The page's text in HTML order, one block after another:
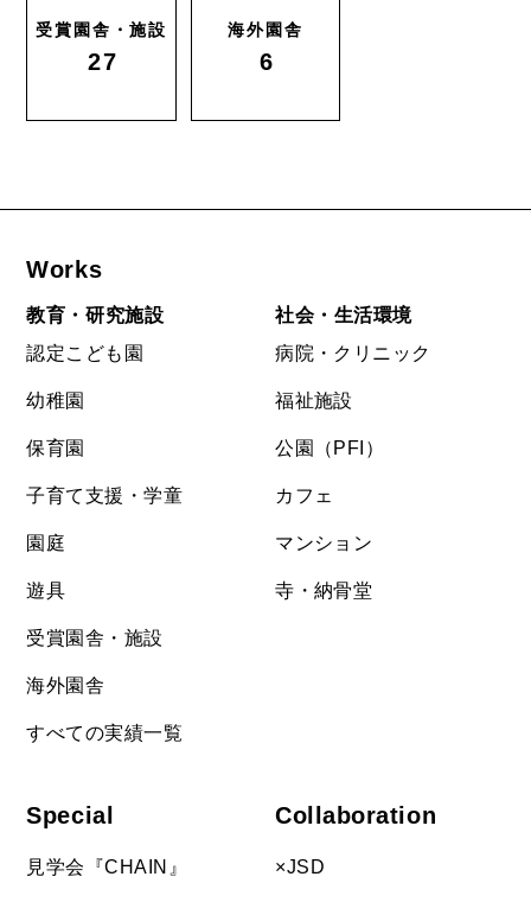
受賞園舎・施設
27
海外園舎
6
Works
教育・研究施設
認定こども園
幼稚園
保育園
子育て支援・学童
園庭
遊具
受賞園舎・施設
海外園舎
すべての実績一覧
社会・生活環境
病院・クリニック
福祉施設
公園（PFI）
カフェ
マンション
寺・納骨堂
Special
見学会『CHAIN』
Collaboration
×JSD